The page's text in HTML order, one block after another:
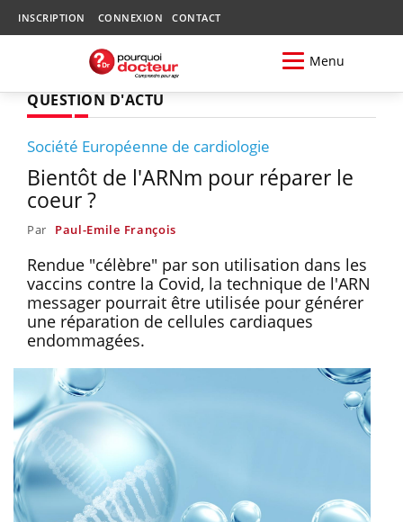
INSCRIPTION CONNEXION CONTACT
Menu
QUESTION D'ACTU
Société Européenne de cardiologie
Bientôt de l'ARNm pour réparer le
coeur ?
Par Paul-Emile François
Rendue "célèbre" par son utilisation dans les
vaccins contre la Covid, la technique de l'ARN
messager pourrait être utilisée pour générer
une réparation de cellules cardiaques
endommagées.